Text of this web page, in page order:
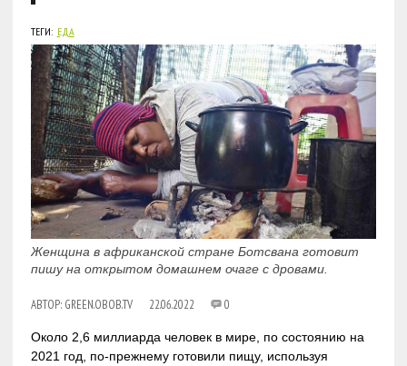
ТЕГИ: ЕДА
Женщина в африканской стране Ботсвана готовит
пишу на открытом домашнем очаге с дровами.
АВТОР: GREEN.OBOB.TV 22.06.2022 0
Около 2,6 миллиарда человек в мире, по состоянию на
2021 год, по-прежнему готовили пищу, используя